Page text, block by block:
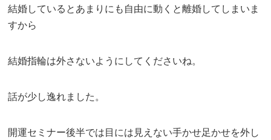
結婚しているとあまりにも自由に動くと離婚してしまいま
すから
結婚指輪は外さないようにしてくださいね。
話が少し逸れました。
開運セミナー後半では目には見えない手かせ足かせを外し